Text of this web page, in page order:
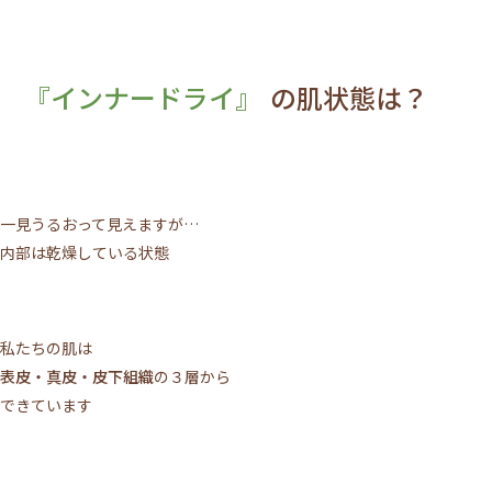
『インナードライ』 の肌状態は？
一見うるおって見えますが…
内部は乾燥している状態
私たちの肌は
表皮・真皮・皮下組織の３層から
できています